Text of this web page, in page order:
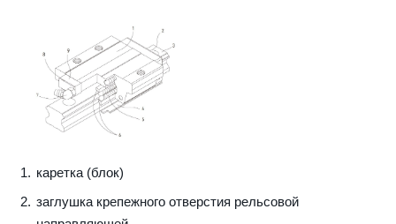
каретка (блок)
заглушка крепежного отверстия рельсовой